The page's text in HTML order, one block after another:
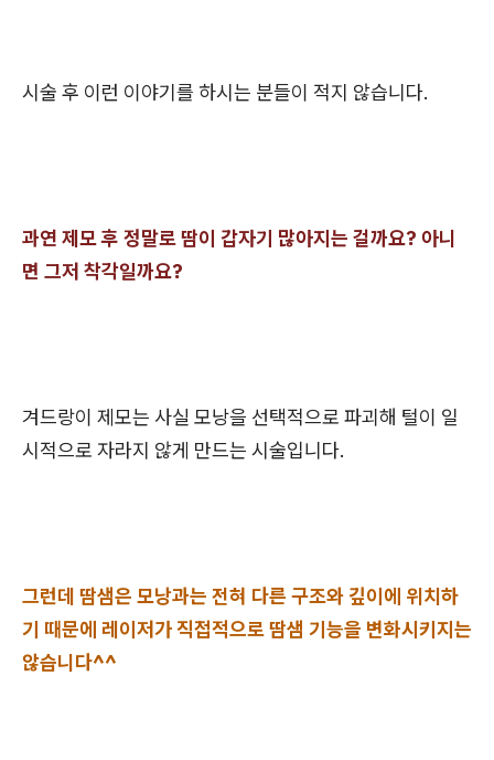
시술 후 이런 이야기를 하시는 분들이 적지 않습니다.
과연 제모 후 정말로 땀이 갑자기 많아지는 걸까요? 아니
면 그저 착각일까요?
겨드랑이 제모는 사실 모낭을 선택적으로 파괴해 털이 일
시적으로 자라지 않게 만드는 시술입니다.
그런데 땀샘은 모낭과는 전혀 다른 구조와 깊이에 위치하
기 때문에 레이저가 직접적으로 땀샘 기능을 변화시키지는
않습니다^^